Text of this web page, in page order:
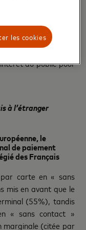
naissante pour
moins ayant déjà
chiffre qui devrait
des ventes
du public pour
à l’étranger
le
de paiement
des Français
carte en « sans
mis en avant que le
(55%), tandis
« sans contact »
marginale (citée par
les cookies